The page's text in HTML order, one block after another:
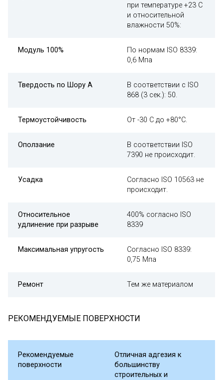
при температуре +23 С
и относительной
влажности 50%:
Модуль 100%
По нормам ISO 8339:
0,6 Мпа
Твердость по Шору А
В соответствии с ISO
868 (3 сек.): 50.
Термоустойчивость От -30 С до +80°С.
Оползание
В соответствии ISO
7390 не происходит.
Усадка
Согласно ISO 10563 не
происходит.
Относительное
удлинение при разрыве
400% согласно ISO
8339
Максимальная упругость
Согласно ISO 8339:
0,75 Мпа
Ремонт Тем же материалом
РЕКОМЕНДУЕМЫЕ ПОВЕРХНОСТИ
Рекомендуемые
поверхности
Отличная адгезия к
большинству
строительных и